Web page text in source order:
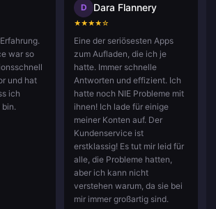
war so
und hat
ich
D Dara Flannery
★★★★☆
Eine der seriösesten Apps
zum Aufladen, die ich je
hatte. Immer schnelle
Antworten und effizient. Ich
hatte noch NIE Probleme mit
ihnen! Ich lade für einige
meiner Konten auf. Der
Kundenservice ist
erstklassig! Es tut mir leid für
alle, die Probleme hatten,
aber ich kann nicht
verstehen warum, da sie bei
mir immer großartig sind.